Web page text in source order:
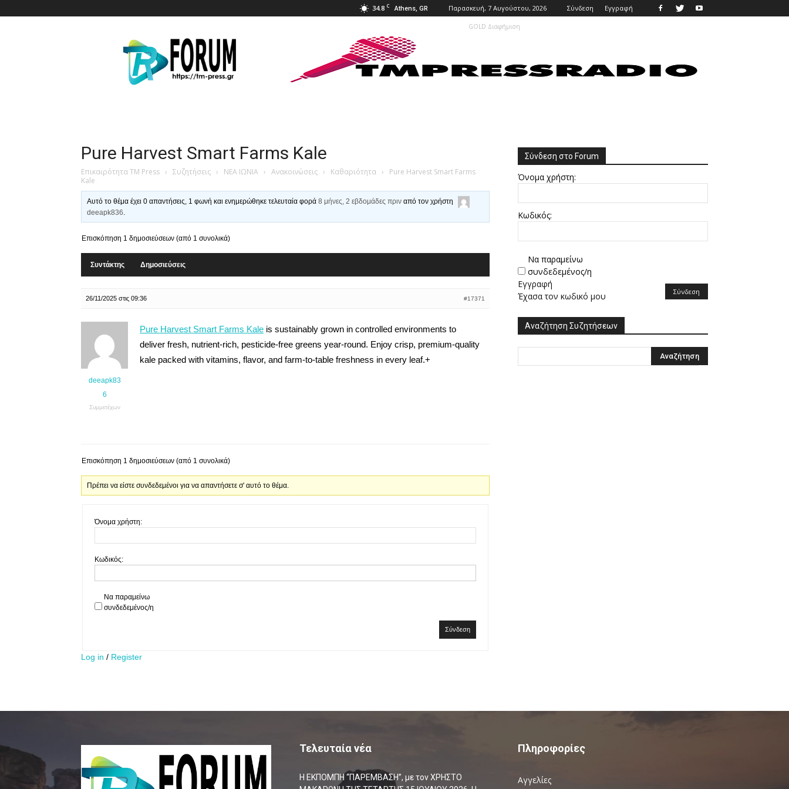
34.8 C Athens, GR Παρασκευή, 7 Αυγούστου, 2026 Σύνδεση Εγγραφή
Press
GOLD Διαφήμιση
Pure Harvest Smart Farms Kale
Επικαιρότητα TM Press › Συζητήσεις › ΝΕΑ ΙΩΝΙΑ › Ανακοινώσεις › Καθαριότητα ›
Pure Harvest Smart Farms
Kale
Αυτό το θέμα έχει 0 απαντήσεις, 1 φωνή και ενημερώθηκε τελευταία φορά8 μήνες, 2 εβδομάδες πριν από τον χρήστη
deeapk836.
Επισκόπηση 1 δημοσιεύσεων (από 1 συνολικά)
Συντάκτης Δημοσιεύσεις
26/11/2025 στις 09:36 #17371
deeapk83
6
Συμμετέχων
Pure Harvest Smart Farms Kale is sustainably grown in controlled environments to
deliver fresh, nutrient-rich, pesticide-free greens year-round. Enjoy crisp, premium-quality
kale packed with vitamins, flavor, and farm-to-table freshness in every leaf.+
Επισκόπηση 1 δημοσιεύσεων (από 1 συνολικά)
Πρέπει να είστε συνδεδεμένοι για να απαντήσετε σ' αυτό το θέμα.
Όνομα χρήστη:
Κωδικός:
Να παραμείνω
συνδεδεμένος/η
Σύνδεση
Log in / Register
Σύνδεση στο Forum
Όνομα χρήστη:
Κωδικός:
Να παραμείνω
συνδεδεμένος/η
Σύνδεση
Εγγραφή
Έχασα τον κωδικό μου
Αναζήτηση Συζητήσεων
Τελευταία νέα
Η ΕΚΠΟΜΠΗ “ΠΑΡΕΜΒΑΣΗ”, με τον ΧΡΗΣΤΟ
Πληροφορίες
Αγγελίες